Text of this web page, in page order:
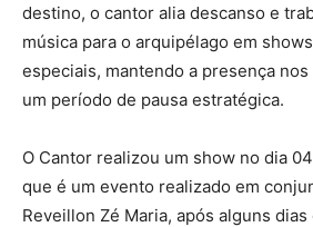
destino, o cantor alia descanso e
música para o arquipélago em
especiais, mantendo a presença
um período de pausa estratégica.
O Cantor realizou um show no dia
que é um evento realizado em
Reveillon Zé Maria, após alguns